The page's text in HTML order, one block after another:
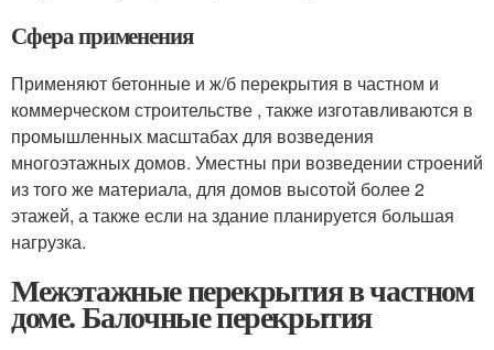
Сфера применения
Применяют бетонные и ж/б перекрытия в частном и
коммерческом строительстве , также изготавливаются в
промышленных масштабах для возведения
многоэтажных домов. Уместны при возведении строений
из того же материала, для домов высотой более 2
этажей, а также если на здание планируется большая
нагрузка.
Межэтажные перекрытия в частном
доме. Балочные перекрытия